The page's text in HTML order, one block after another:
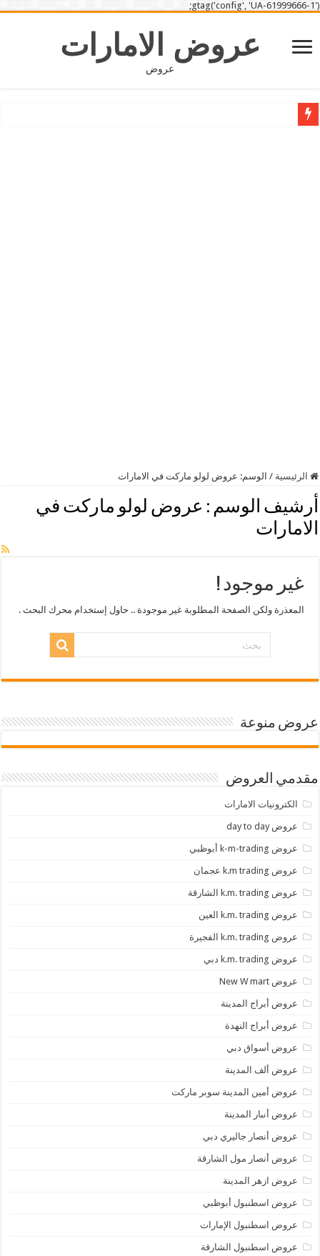
gtag('config', 'UA-61999666-1');
عروض الامارات
عروض
الرئيسية / الوسم: عروض لولو ماركت في الامارات
أرشيف الوسم : عروض لولو ماركت في
الامارات
غير موجود !
المعذرة ولكن الصفحة المطلوبة غير موجودة .. حاول إستخدام محرك البحث .
عروض منوعة
مقدمي العروض
الكترونيات الامارات
عروض day to day
عروض k-m-trading أبوظبي
عروض k.m trading عجمان
عروض k.m. trading الشارقة
عروض k.m. trading العين
عروض k.m. trading الفجيرة
عروض k.m. trading دبي
عروض New W mart
عروض أبراج المدينة
عروض أبراج النهدة
عروض أسواق دبي
عروض ألف المدينة
عروض أمين المدينة سوبر ماركت
عروض أنبار المدينة
عروض أنصار جاليري دبي
عروض أنصار مول الشارقة
عروض ازهر المدينة
عروض اسطنبول أبوظبي
عروض اسطنبول الإمارات
عروض اسطنبول الشارقة